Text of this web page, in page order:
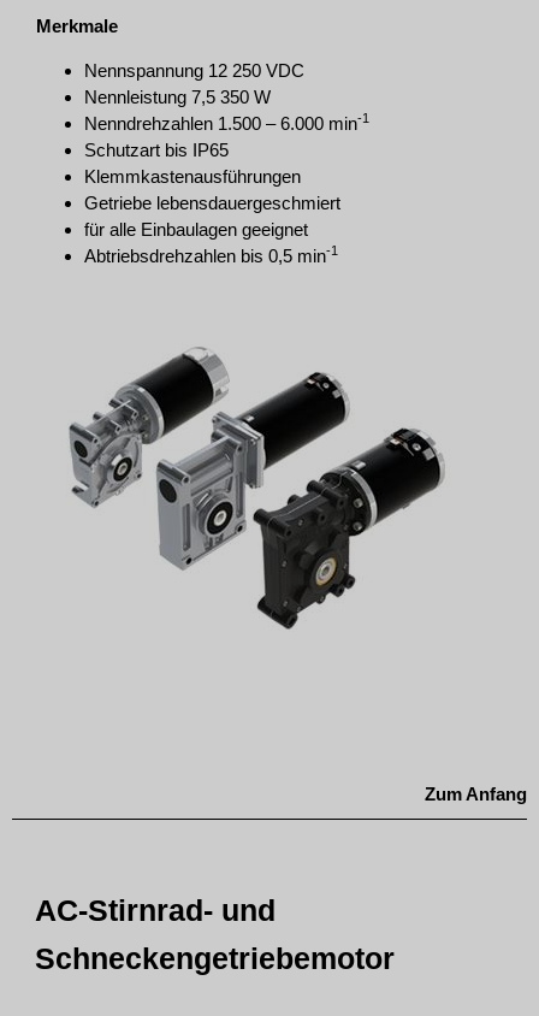
Merkmale
Nennspannung 12 250 VDC
Nennleistung 7,5 350 W
Nenndrehzahlen 1.500 – 6.000 min-1
Schutzart bis IP65
Klemmkastenausführungen
Getriebe lebensdauergeschmiert
für alle Einbaulagen geeignet
Abtriebsdrehzahlen bis 0,5 min-1
Zum Anfang
AC-Stirnrad- und
Schneckengetriebemotor